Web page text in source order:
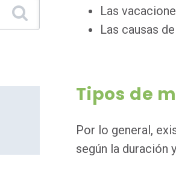
Las
Las causas
Tipos de
Por lo general,
según la duración